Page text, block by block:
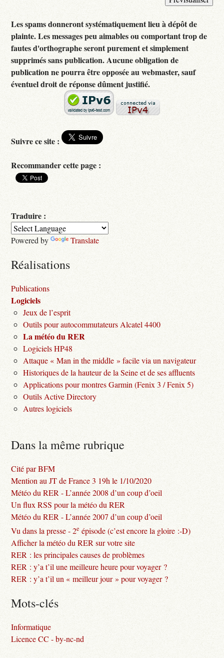
Les spams donneront systématiquement lieu à dépôt de
plainte. Les messages peu aimables ou comportant trop de
fautes d'orthographe seront purement et simplement
supprimés sans publication. Aucune obligation de
publication ne pourra être opposée au webmaster, sauf
éventuel droit de réponse dûment justifié.
Suivre ce site :
Recommander cette page :
Traduire :
Powered by Translate
Réalisations
Publications
Logiciels
Jeux de l’esprit
Outils pour autocommutateurs Alcatel 4400
La météo du RER
Logiciels HP48
Attaque « Man in the middle » facile via un navigateur
Historiques de la hauteur de la Seine et de ses affluents
Applications pour montres Garmin (Fenix 3 / Fenix 5)
Outils Active Directory
Autres logiciels
Dans la même rubrique
Cité par BFM
Mention au JT de France 3 19h le 1/10/2020
Météo du RER - L’année 2008 d’un coup d’oeil
Un flux RSS pour la météo du RER
Météo du RER - L’année 2007 d’un coup d’oeil
Vu dans la presse - 2e épisode (c’est encore la gloire :-D)
Afficher la météo du RER sur votre site
RER : les principales causes de problèmes
RER : y’a t’il une meilleure heure pour voyager ?
RER : y’a t’il un « meilleur jour » pour voyager ?
Mots-clés
Informatique
Licence CC - by-nc-nd